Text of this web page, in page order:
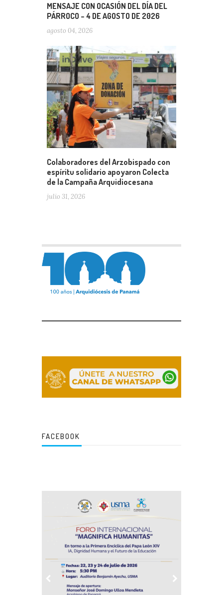
MENSAJE CON OCASIÓN DEL DÍA DEL
PÁRROCO – 4 DE AGOSTO DE 2026
agosto 04, 2026
Colaboradores del Arzobispado con
espíritu solidario apoyaron Colecta
de la Campaña Arquidiocesana
julio 31, 2026
FACEBOOK